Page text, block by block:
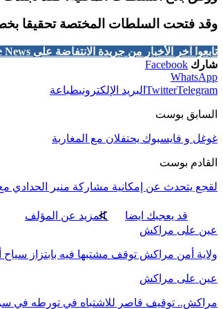
وقد فتحت السلطات المختصة تحقيقا
تابعوا آخر الأخبار من جريدة الانتفاضة على Google News
شارك Facebook
WhatsApp
TwitterTelegram البريد الإلكترونيطباعة
السابق بوست
غوغل و فايسبوك يحتفلان مع المغاربة
القادم بوست
لقجع يتحدث عن إمكانية مشاركة منير الحدادي
قد يعجبك ايضا
المزيد عن المؤلف
عين على مراكش
ولاية أمن مراكش توقف مشتبها فيه بابتزاز سياح
عين على مراكش
مراكش.. توقيف قاصر للاشتباه في تورطه في